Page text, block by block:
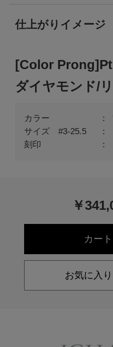
仕上がりイメージ
[Color
ダイヤモンド/
カラー
サイズ #3-25.5
刻印
￥
お気に入